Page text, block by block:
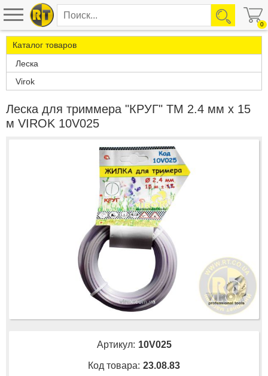
0
Каталог товаров
Леска
Virok
Леска для триммера "КРУГ" TM 2.4 мм x 15
м VIROK 10V025
Артикул: 10V025
Код товара: 23.08.83